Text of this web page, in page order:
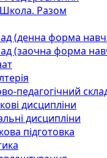
Разом
(денна форма
(заочна форма
педагогічний
дисципліни
дисципліни
підготовка